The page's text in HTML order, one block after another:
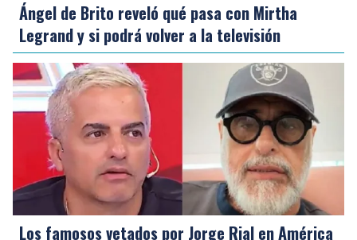
Ángel de Brito reveló qué pasa con Mirtha
Legrand y si podrá volver a la televisión
Los famosos vetados por Jorge Rial en América